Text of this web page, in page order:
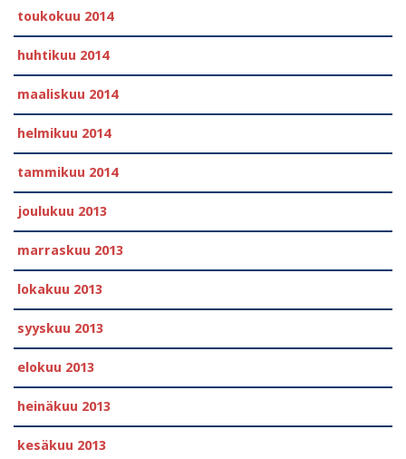
toukokuu 2014
huhtikuu 2014
maaliskuu 2014
helmikuu 2014
tammikuu 2014
joulukuu 2013
marraskuu 2013
lokakuu 2013
syyskuu 2013
elokuu 2013
heinäkuu 2013
kesäkuu 2013